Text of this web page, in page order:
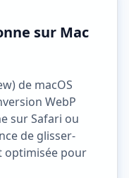
sur Mac
de macOS
WebP
sur Safari ou
de glisser-
optimisée pour